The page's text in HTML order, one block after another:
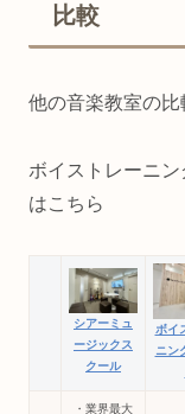
比較
他の音楽教室の比
ボイストレーニ
はこちら
シアーミュ
ージックス
クール
ボイ
ニン
・業界最大